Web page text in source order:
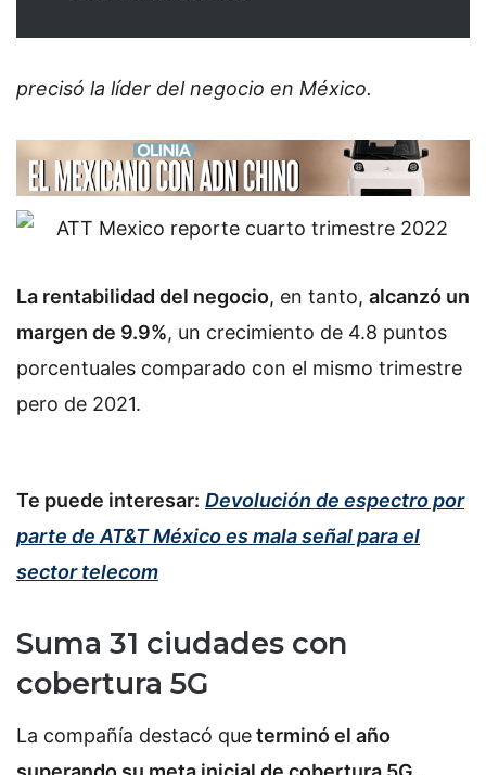
precisó la líder del negocio en México.
La rentabilidad del negocio, en tanto, alcanzó un
margen de 9.9%, un crecimiento de 4.8 puntos
porcentuales comparado con el mismo trimestre
pero de 2021.
Te puede interesar: Devolución de espectro por
parte de AT&T México es mala señal para el
sector telecom
Suma 31 ciudades con
cobertura 5G
La compañía destacó queterminó el año